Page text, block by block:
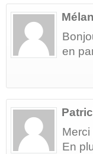
en
Merci
En